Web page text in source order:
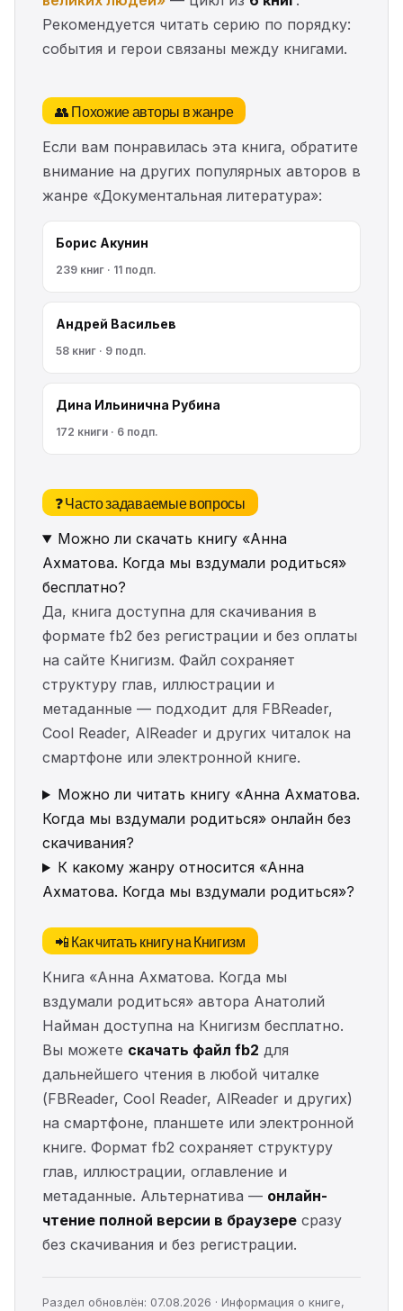
Рекомендуется читать серию по порядку:
события и герои связаны между книгами.
👥 Похожие авторы в жанре
Если вам понравилась эта книга, обратите
внимание на других популярных авторов в
жанре «Документальная литература»:
Борис Акунин
239 книг · 11 подп.
Андрей Васильев
58 книг · 9 подп.
Дина Ильинична Рубина
172 книги · 6 подп.
❓ Часто задаваемые вопросы
Можно ли скачать книгу «Анна
Ахматова. Когда мы вздумали родиться»
бесплатно?
Да, книга доступна для скачивания в
формате fb2 без регистрации и без оплаты
на сайте Книгизм. Файл сохраняет
структуру глав, иллюстрации и
метаданные — подходит для FBReader,
Cool Reader, AlReader и других читалок на
смартфоне или электронной книге.
Можно ли читать книгу «Анна Ахматова.
Когда мы вздумали родиться» онлайн без
скачивания?
К какому жанру относится «Анна
Ахматова. Когда мы вздумали родиться»?
📲 Как читать книгу на Книгизм
Книга «Анна Ахматова. Когда мы
вздумали родиться» автора Анатолий
Найман доступна на Книгизм бесплатно.
Вы можете скачать файл fb2 для
дальнейшего чтения в любой читалке
(FBReader, Cool Reader, AlReader и других)
на смартфоне, планшете или электронной
книге. Формат fb2 сохраняет структуру
глав, иллюстрации, оглавление и
метаданные. Альтернатива — онлайн-
чтение полной версии в браузере сразу
без скачивания и без регистрации.
Раздел обновлён: 07.08.2026 · Информация о книге,